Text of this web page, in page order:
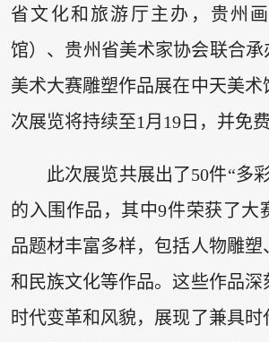
省文化和旅游厅主办，贵州
馆）、贵州省美术家协会联合承
美术大赛雕塑作品展在中天美术
次展览将持续至1月19日，并免
此次展览共展出了50件“多
的入围作品，其中9件荣获了大
品题材丰富多样，包括人物雕塑
和民族文化等作品。这些作品深
时代变革和风貌，展现了兼具时